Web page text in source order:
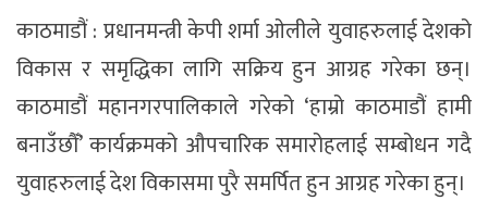
काठमाडौं : प्रधानमन्त्री केपी शर्मा ओलीले युवाहरुलाई देशको
विकास र समृद्धिका लागि सक्रिय हुन आग्रह गरेका छन्।
काठमाडौं महानगरपालिकाले गरेको ‘हाम्रो काठमाडौं हामी
बनाउँछौँ’ कार्यक्रमको औपचारिक समारोहलाई सम्बोधन गदै
युवाहरुलाई देश विकासमा पुरै समर्पित हुन आग्रह गरेका हुन्।